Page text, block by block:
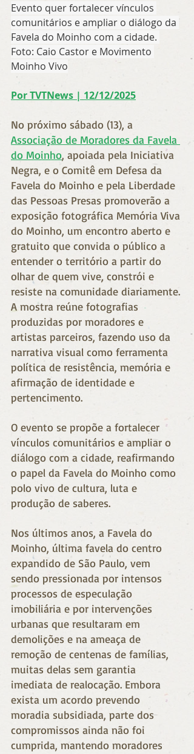
Evento quer fortalecer vínculos
comunitários e ampliar o diálogo da
Favela do Moinho com a cidade.
Foto: Caio Castor e Movimento
Moinho Vivo
Por TVTNews | 12/12/2025
No próximo sábado (13), a
Associação de Moradores da Favela
do Moinho, apoiada pela Iniciativa
Negra, e o Comitê em Defesa da
Favela do Moinho e pela Liberdade
das Pessoas Presas promoverão a
exposição fotográfica Memória Viva
do Moinho, um encontro aberto e
gratuito que convida o público a
entender o território a partir do
olhar de quem vive, constrói e
resiste na comunidade diariamente.
A mostra reúne fotografias
produzidas por moradores e
artistas parceiros, fazendo uso da
narrativa visual como ferramenta
política de resistência, memória e
afirmação de identidade e
pertencimento.
O evento se propõe a fortalecer
vínculos comunitários e ampliar o
diálogo com a cidade, reafirmando
o papel da Favela do Moinho como
polo vivo de cultura, luta e
produção de saberes.
Nos últimos anos, a Favela do
Moinho, última favela do centro
expandido de São Paulo, vem
sendo pressionada por intensos
processos de especulação
imobiliária e por intervenções
urbanas que resultaram em
demolições e na ameaça de
remoção de centenas de famílias,
muitas delas sem garantia
imediata de realocação. Embora
exista um acordo prevendo
moradia subsidiada, parte dos
compromissos ainda não foi
cumprida, mantendo moradores